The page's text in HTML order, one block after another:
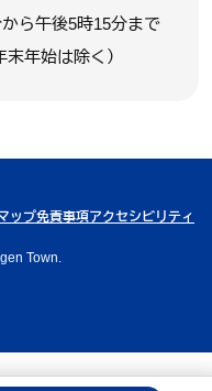
ら午後5時15分まで
末年始は除く）
ップ免責事項アクセシビリティ
Town.